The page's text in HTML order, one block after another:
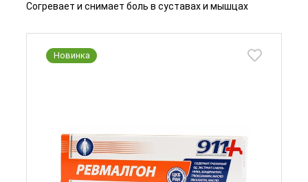
Согревает и снимает боль в суставах и мышцах
Новинка